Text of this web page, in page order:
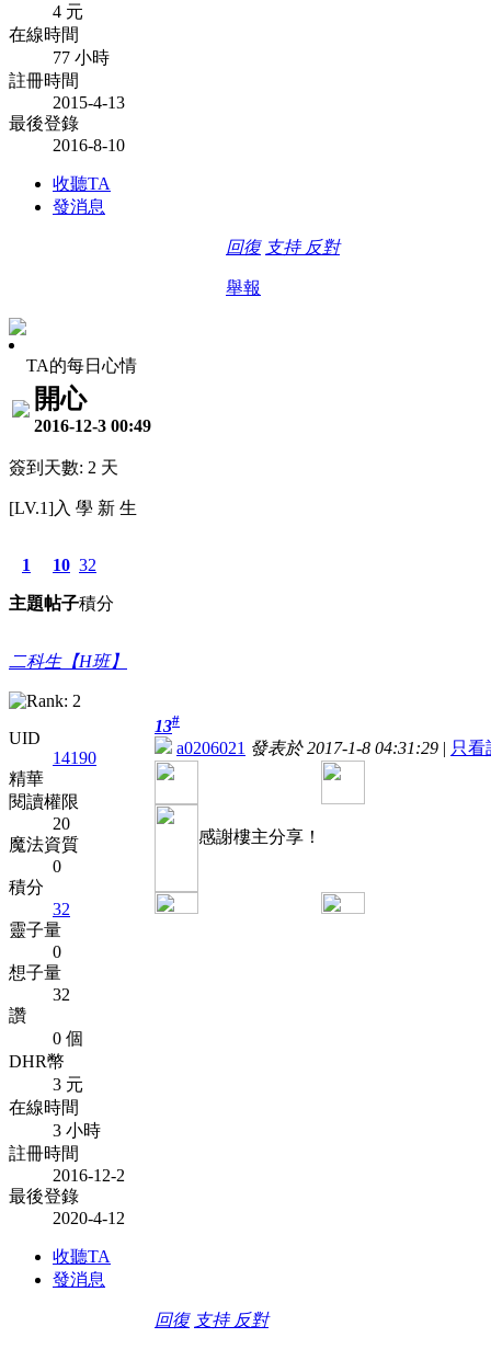
4 元
在線時間
77 小時
註冊時間
2015-4-13
最後登錄
2016-8-10
收聽TA
發消息
回復 支持 反對
舉報
TA的每日心情
開心
2016-12-3 00:49
簽到天數: 2 天
[LV.1]入 學 新 生
1
主題
10
帖子
32
積分
二科生【H班】
UID
14190
精華
閱讀權限
20
魔法資質
0
積分
32
靈子量
0
想子量
32
讚
0 個
DHR幣
3 元
在線時間
3 小時
註冊時間
2016-12-2
最後登錄
2020-4-12
收聽TA
發消息
13#
a0206021 發表於 2017-1-8 04:31:29 | 只看
感謝樓主分享！
回復 支持 反對